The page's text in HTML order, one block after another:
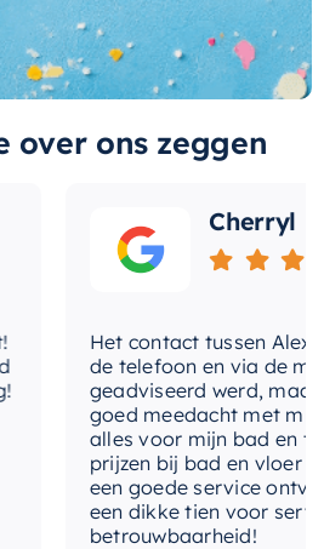
om de tand des tijds te
er jarenlang van kunt
aantrekkingskracht, biedt
van 25 cm van de
uw hele lichaam bedekt
verfrissende douche-
u uw badkamer snel en
een gerenommeerd merk,
dat u een hoge kwaliteit
krijgt. Kies voor onze luxe
verander uw dagelijkse
Ja
over ons zeggen
Cherryl
Het contact tussen Alex
de telefoon en via de
geadviseerd werd, maar
goed meedacht met mij.
alles voor mijn bad en
prijzen bij bad en vloer
een goede service
een dikke tien voor
betrouwbaarheid!